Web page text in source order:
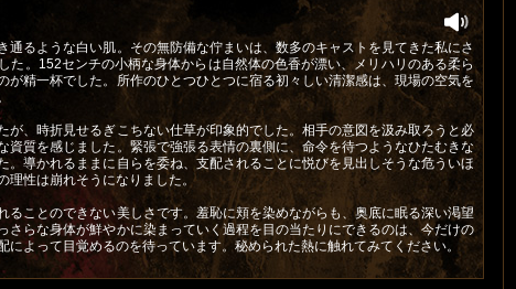
通るような白い肌。その無防備な佇まいは、数多のキャストを見てきた私にさ
た。152センチの小柄な身体からは自然体の色香が漂い、メリハリのある柔ら
が精一杯でした。所作のひとつひとつに宿る初々しい清潔感は、現場の空気を
が、時折見せるぎこちない仕草が印象的でした。相手の意図を汲み取ろうと必
資質を感じました。緊張で強張る表情の裏側に、命令を待つようなひたむきな
。導かれるままに自らを委ね、支配されることに悦びを見出しそうな危ういほ
理性は崩れそうになりました。
ることのできない美しさです。羞恥に頬を染めながらも、奥底に眠る深い渇望
さらな身体が鮮やかに染まっていく過程を目の当たりにできるのは、今だけの
よって目覚めるのを待っています。秘められた熱に触れてみてください。